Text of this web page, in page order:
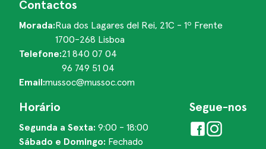
Contactos
Morada: Rua dos Lagares del Rei, 21C - 1º Frente
1700-268 Lisboa
Telefone:21 840 07 04
96 749 51 04
Email:mussoc@mussoc.com
Horário
Segunda a Sexta: 9:00 - 18:00
Sábado e Domingo: Fechado
Segue-nos